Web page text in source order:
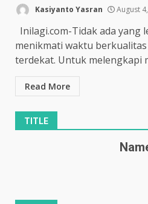
Kasiyanto Yasran August
Inilagi.com-Tidak ada yang
menikmati waktu
terdekat. Untuk melengkapi
Read More
TITLE